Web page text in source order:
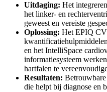
Uitdaging: Het
het linker- en
geweest en vereiste
Oplossing: Het EPIQ
en het IntelliSpace
informatiesysteem
hartfalen te
Resultaten:
die helpt bij diagnose en